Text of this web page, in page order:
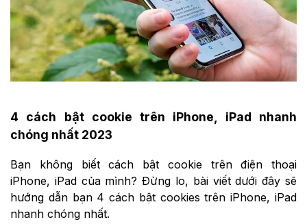
4 cách bật cookie trên iPhone, iPad nhanh
chóng nhất 2023
Bạn không biết cách bật cookie trên điện thoại
iPhone, iPad của mình? Đừng lo, bài viết dưới đây sẽ
hướng dẫn bạn 4 cách bật cookies trên iPhone, iPad
nhanh chóng nhất.